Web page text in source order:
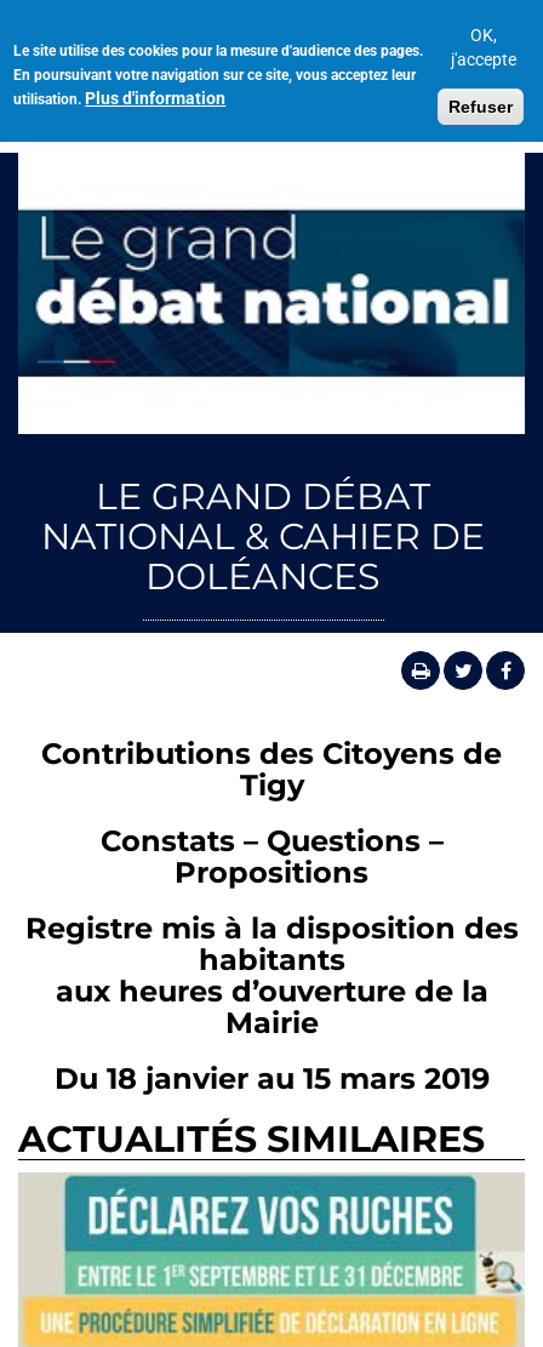
Le site utilise des cookies pour la mesure d'audience des pages.
En poursuivant votre navigation sur ce site, vous acceptez leur
utilisation. Plus d'information
OK,
j'accepte
Refuser
contenu
principal
LE GRAND DÉBAT
NATIONAL & CAHIER DE
DOLÉANCES
Contributions des Citoyens de
Tigy
Constats – Questions –
Propositions
Registre mis à la disposition des
habitants
aux heures d’ouverture de la
Mairie
Du 18 janvier au 15 mars 2019
ACTUALITÉS SIMILAIRES